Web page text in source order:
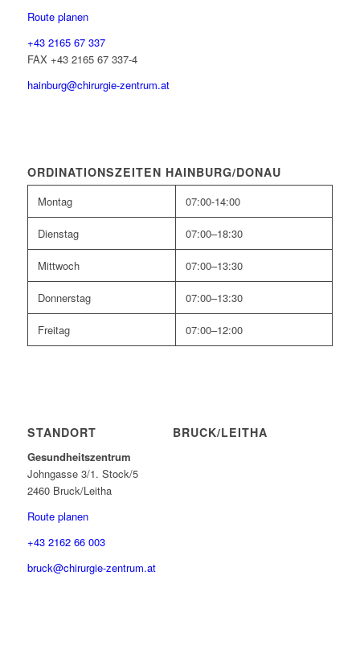
Route planen
+43 2165 67 337
FAX +43 2165 67 337-4
hainburg@chirurgie-zentrum.at
ORDINATIONSZEITEN HAINBURG/DONAU
Montag 07:00-14:00
Dienstag 07:00–18:30
Mittwoch 07:00–13:30
Donnerstag 07:00–13:30
Freitag 07:00–12:00
STANDORT BRUCK/LEITHA
Gesundheitszentrum
Johngasse 3/1. Stock/5
2460 Bruck/Leitha
Route planen
+43 2162 66 003
bruck@chirurgie-zentrum.at